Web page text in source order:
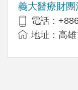
義大醫療財
電話：
地址：高